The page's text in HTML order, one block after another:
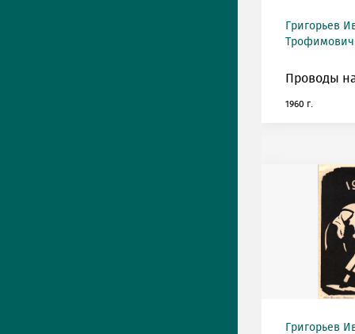
Григорьев
Трофимович
Проводы
1960 г.
Григорьев